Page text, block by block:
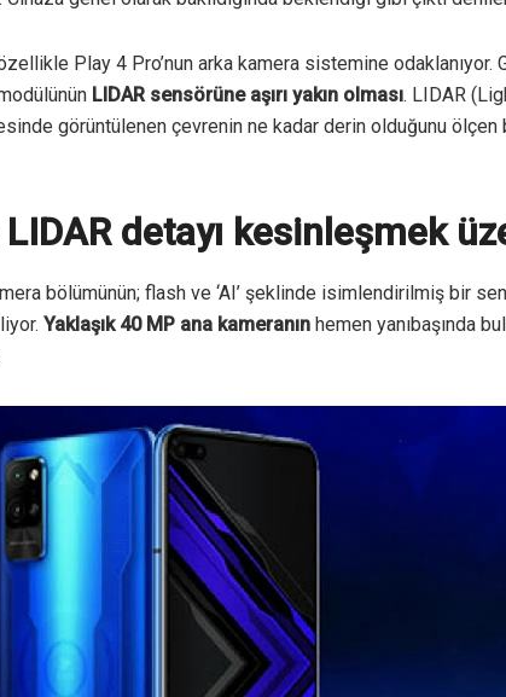
Play 4 Pro’nun arka kamera sistemine odaklanıyor.
LIDAR sensörüne aşırı yakın olması. LIDAR
görüntülenen çevrenin ne kadar derin olduğunu ölçen
detayı kesinleşmek
bölümünün; flash ve ‘AI’ şeklinde isimlendirilmiş bir
Yaklaşık 40 MP ana kameranın hemen yanıbaşında